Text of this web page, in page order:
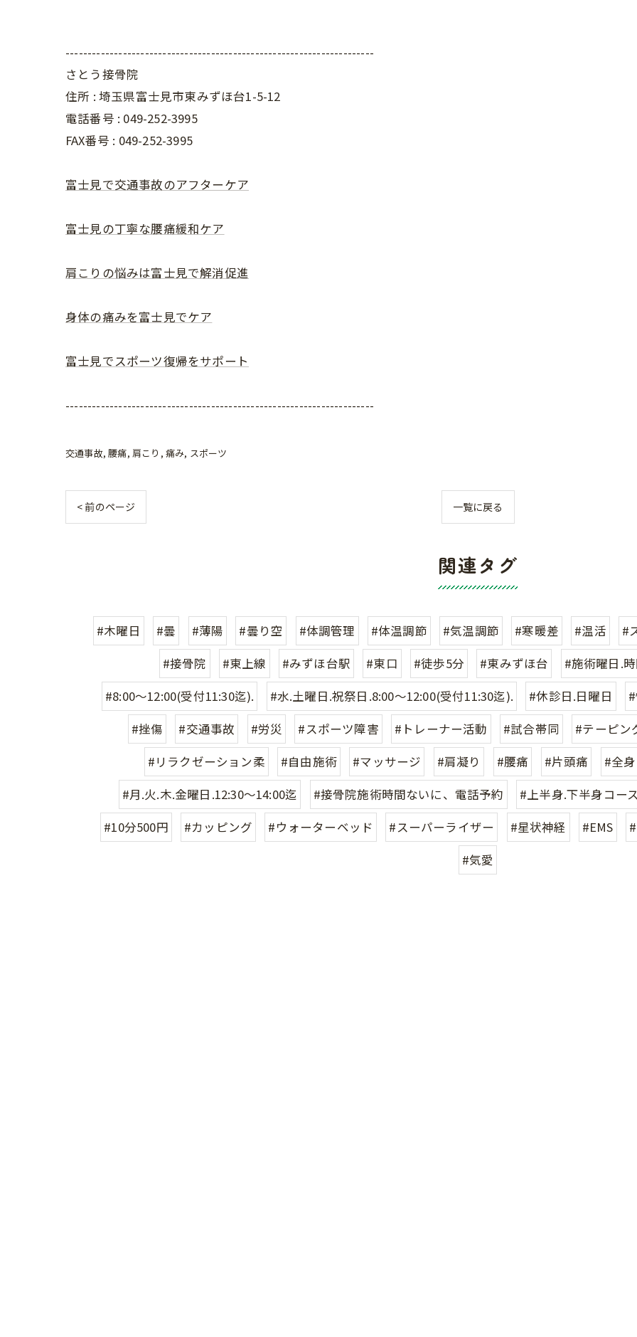
----------------------------------------------------------------------
さとう接骨院
住所 : 埼玉県富士見市東みずほ台1-5-12
電話番号 : 049-252-3995
FAX番号 : 049-252-3995
富士見で交通事故のアフターケア
富士見の丁寧な腰痛緩和ケア
肩こりの悩みは富士見で解消促進
身体の痛みを富士見でケア
富士見でスポーツ復帰をサポート
----------------------------------------------------------------------
交通事故 腰痛 肩こり 痛み スポーツ
< 前のページ 一覧に戻る
関連タグ
#木曜日 #曇 #薄陽 #曇り空 #体調管理 #体温調節 #気温調節 #寒暖差 #温活
#
#接骨院
#東上線 #みずほ台駅 #東口 #徒歩5分 #東みずほ台
#施術曜日.
#8:00〜12:00(受付11:30迄).
#水.土曜日.祝祭日.8:00〜12:00(受付11:30迄). #休診日.日曜日
#挫傷
#交通事故 #労災 #スポーツ障害 #トレーナー活動 #試合帯同
#テーピン
#リラクゼーション柔
#自由施術 #マッサージ #肩凝り #腰痛 #片頭痛
#全
#月.火.木.金曜日.12:30〜14:00迄
#接骨院施術時間ないに、電話予約
#上半身.下半身コー
#10分500円
#カッピング #ウォーターベッド #スーパーライザー #星状神経 #EMS
#気愛